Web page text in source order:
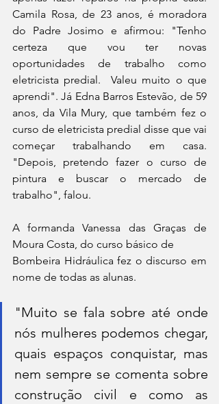
Camila Rosa, de 23 anos, é moradora
do Padre Josimo e afirmou: "Tenho
certeza que vou ter novas
oportunidades de trabalho como
eletricista predial.  Valeu muito o que
aprendi". Já Edna Barros Estevão, de 59
anos, da Vila Mury, que também fez o
curso de eletricista predial disse que vai
começar trabalhando em casa.
"Depois, pretendo fazer o curso de
pintura e buscar o mercado de
trabalho", falou.
A formanda Vanessa das Graças de
Moura Costa, do curso básico de
Bombeira Hidráulica fez o discurso em
nome de todas as alunas.
"Muito se fala sobre até onde
nós mulheres podemos chegar,
quais espaços conquistar, mas
nem sempre se comenta sobre
construção civil e como as